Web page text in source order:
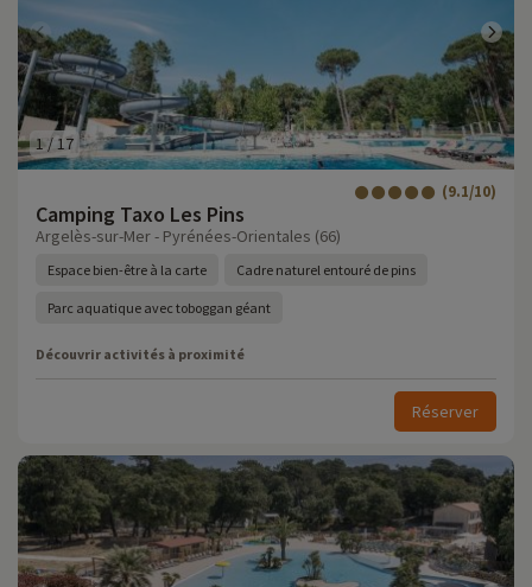
1/17
Camping Taxo Les Pins
(9.1/10)
Argelès-sur-Mer - Pyrénées-Orientales (66)
Espace bien-être à la carte Cadre naturel entouré de pins
Parc aquatique avec toboggan géant
Découvrir activités à proximité
Réserver